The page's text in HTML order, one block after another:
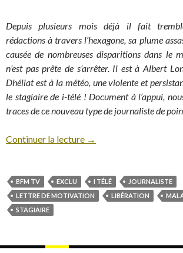
Depuis plusieurs mois déjà il fait
rédactions à travers l’hexagone, sa plume
causée de nombreuses disparitions dans le
n’est pas prête de s’arrêter. Il est à Albert
Dhéliat est à la météo, une violente et
le stagiaire de i-télé ! Document à l’appui,
traces de ce nouveau type de journaliste de
Continuer la lecture →
BFM TV EXCLU I TÉLÉ
JOURNALISTE
LETTRE DE MOTIVATION
LIBÉRATION
STAGIAIRE